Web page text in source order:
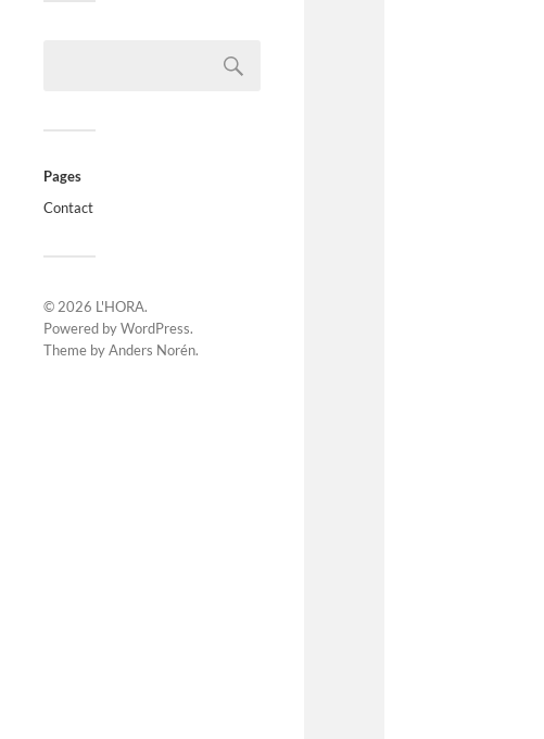
Pages
Contact
© 2026 L'HORA.
Powered byWordPress.
Theme byAnders Norén.